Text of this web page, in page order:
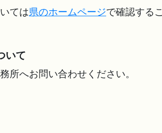
ては県のホームページで確認するこ
いて
所へお問い合わせください。